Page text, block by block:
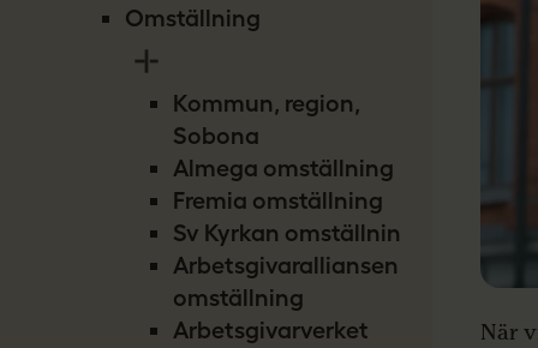
Omställning
Kommun, region,
Sobona
Almega omställning
Fremia omställning
Sv Kyrkan omställning
Arbetsgivaralliansen
omställning
Arbetsgivarverket
När